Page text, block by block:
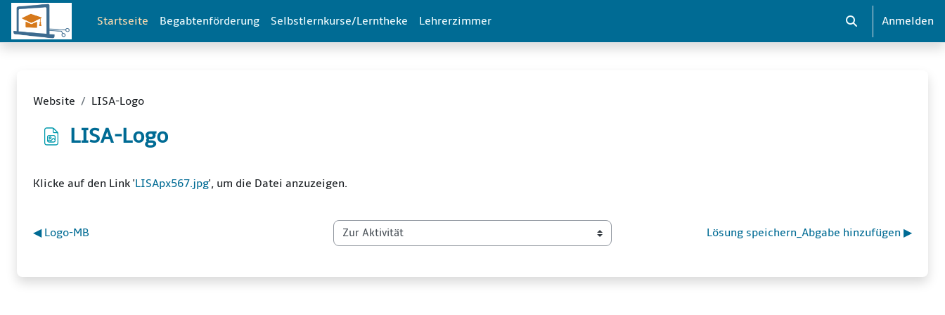
Zum Hauptinhalt
Startseite
Begabtenförderung Selbstlernkurse/Lerntheke Lehrerzimmer
Sucheingabe
Anmelden
Website LISA-Logo
LISA-Logo
Klicke auf den Link 'LISApx567.jpg', um die Datei anzuzeigen.
◀︎ Logo-MB
Zur Aktivität
Lösung speichern_Abgabe hinzufügen ▶︎